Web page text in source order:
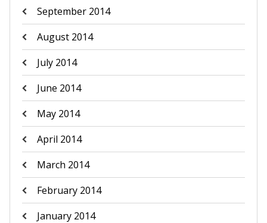
September 2014
August 2014
July 2014
June 2014
May 2014
April 2014
March 2014
February 2014
January 2014